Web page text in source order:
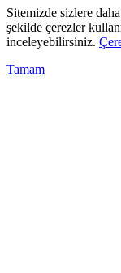
Sitemizde sizlere
şekilde çerezler
inceleyebilirsiniz.
Tamam